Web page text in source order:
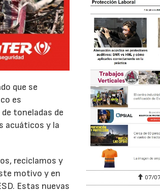
que se
es
toneladas de
acuáticos y la
reciclamos y
motivo y en
Estas nuevas
21/07/2026 07/